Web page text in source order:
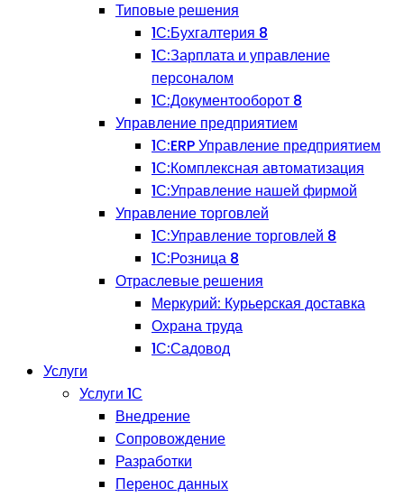
Типовые решения
1С:Бухгалтерия 8
1С:Зарплата и управление
персоналом
1С:Документооборот 8
Управление предприятием
1С:ERP Управление предприятием
1С:Комплексная автоматизация
1С:Управление нашей фирмой
Управление торговлей
1С:Управление торговлей 8
1С:Розница 8
Отраслевые решения
Меркурий: Курьерская доставка
Охрана труда
1С:Садовод
Услуги
Услуги 1С
Внедрение
Сопровождение
Разработки
Перенос данных